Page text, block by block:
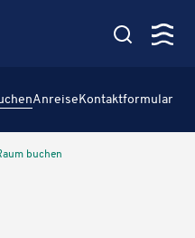
AnreiseKontakt­for­mu­lar
buchen